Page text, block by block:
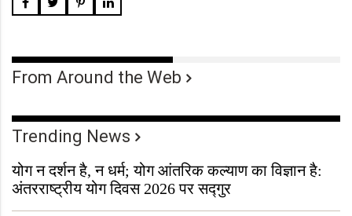
From Around the Web
Trending News
योग न दर्शन है, न धर्म; योग आंतरिक कल्याण का विज्ञान है:
अंतरराष्ट्रीय योग दिवस 2026 पर सद्गुर